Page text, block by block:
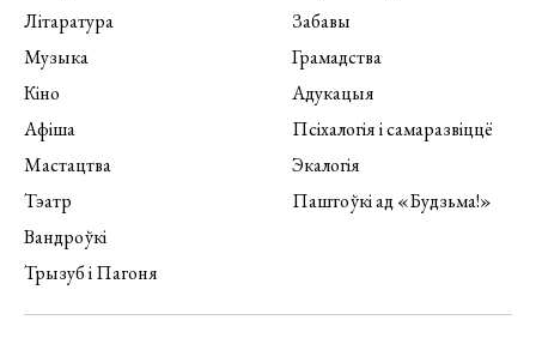
Літаратура
Музыка
Кіно
Афіша
Мастацтва
Тэатр
Вандроўкі
Трызуб і Пагоня
Забавы
Грамадства
Адукацыя
Псіхалогія і самаразвіццё
Экалогія
Паштоўкі ад «Будзьма!»